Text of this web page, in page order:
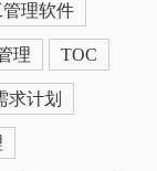
理软件
理 TOC
求计划